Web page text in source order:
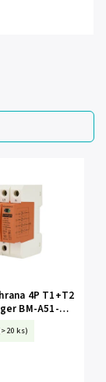
4P T1+T2
BM-A51-
ks)